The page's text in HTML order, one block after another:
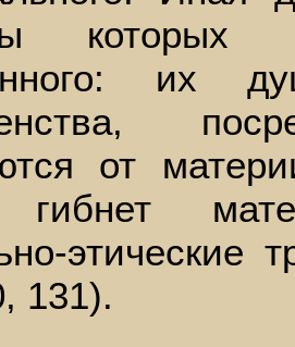
которых
их
от
гибнет
этические
131).